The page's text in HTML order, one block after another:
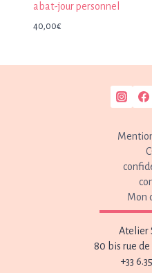
abat-jour personnel
40,00€
Mon
Atelier
80 bis rue de
+33